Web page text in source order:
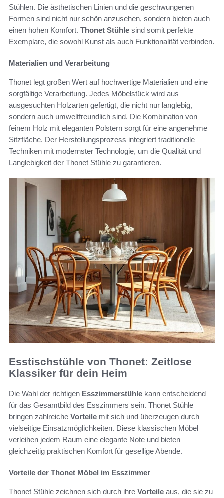
Stühlen. Die ästhetischen Linien und die geschwungenen
Formen sind nicht nur schön anzusehen, sondern bieten auch
einen hohen Komfort. Thonet Stühle sind somit perfekte
Exemplare, die sowohl Kunst als auch Funktionalität verbinden.
Materialien und Verarbeitung
Thonet legt großen Wert auf hochwertige Materialien und eine
sorgfältige Verarbeitung. Jedes Möbelstück wird aus
ausgesuchten Holzarten gefertigt, die nicht nur langlebig,
sondern auch umweltfreundlich sind. Die Kombination von
feinem Holz mit eleganten Polstern sorgt für eine angenehme
Sitzfläche. Der Herstellungsprozess integriert traditionelle
Techniken mit modernster Technologie, um die Qualität und
Langlebigkeit der Thonet Stühle zu garantieren.
Esstischstühle von Thonet: Zeitlose
Klassiker für dein Heim
Die Wahl der richtigen Esszimmerstühle kann entscheidend
für das Gesamtbild des Esszimmers sein. Thonet Stühle
bringen zahlreiche Vorteile mit sich und überzeugen durch
vielseitige Einsatzmöglichkeiten. Diese klassischen Möbel
verleihen jedem Raum eine elegante Note und bieten
gleichzeitig praktischen Komfort für gesellige Abende.
Vorteile der Thonet Möbel im Esszimmer
Thonet Stühle zeichnen sich durch ihre Vorteile aus, die sie zu